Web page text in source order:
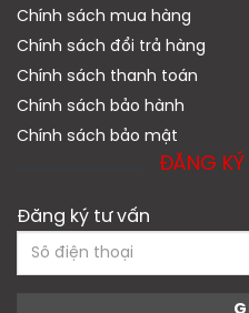
Chính sách mua hàng
Chính sách đổi trả hàng
Chính sách thanh toán
Chính sách bảo hành
Chính sách bảo mật
ĐĂNG KÝ
Đăng ký tư vấn